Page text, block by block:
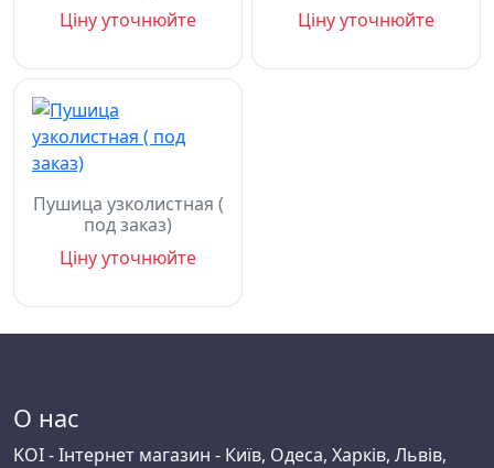
Ціну уточнюйте
Ціну уточнюйте
Пушица узколистная (
под заказ)
Ціну уточнюйте
О нас
KOI - Інтернет магазин - Київ, Одеса, Харків, Львів,